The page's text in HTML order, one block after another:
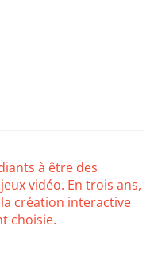
à être des
vidéo. En trois ans,
création interactive
choisie.